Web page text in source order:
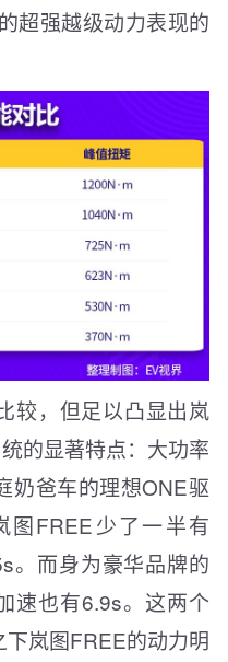
超强越级动力表现的
较，但足以凸显出岚
的显著特点：大功率
奶爸车的理想ONE驱
图FREE少了一半有
。而身为豪华品牌的
速也有6.9s。这两个
岚图FREE的动力明